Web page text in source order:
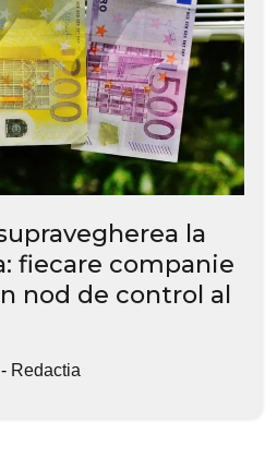
la
fiecare companie
nod de control al
- Redactia